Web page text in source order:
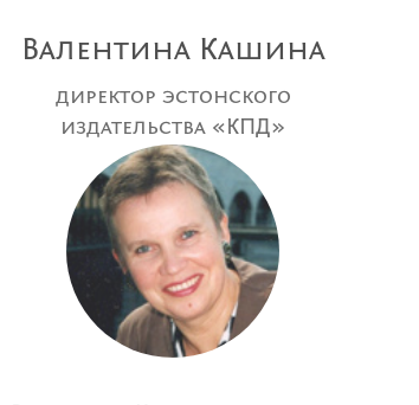
Валентина Кашина
директор эстонского
издательства «КПД»